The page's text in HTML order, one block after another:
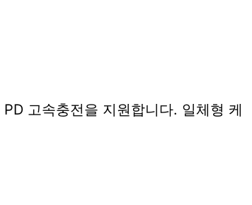
고속충전을 지원합니다. 일체형 케